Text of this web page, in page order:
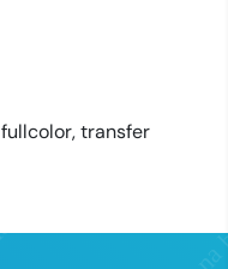
fullcolor,transfer